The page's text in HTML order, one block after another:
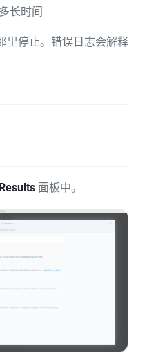
长时间
里停止。错误日志会解释
Results 面板中。